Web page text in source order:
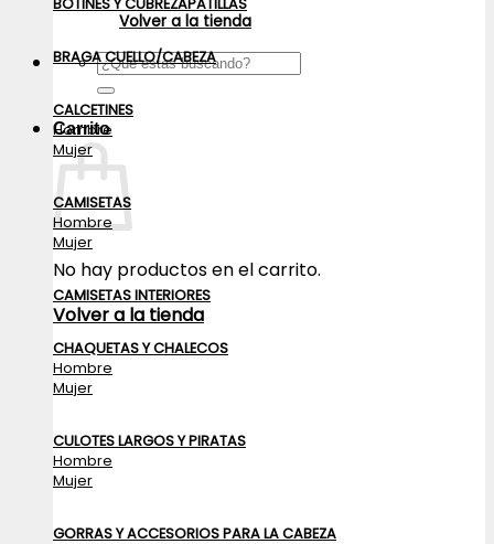
Volver a la tienda
Buscar
por:
Carrito
No hay productos en el carrito.
Volver a la tienda
BOTINES Y CUBREZAPATILLAS
BRAGA CUELLO/CABEZA
CALCETINES
Hombre
Mujer
CAMISETAS
Hombre
Mujer
CAMISETAS INTERIORES
CHAQUETAS Y CHALECOS
Hombre
Mujer
CULOTES LARGOS Y PIRATAS
Hombre
Mujer
GORRAS Y ACCESORIOS PARA LA CABEZA